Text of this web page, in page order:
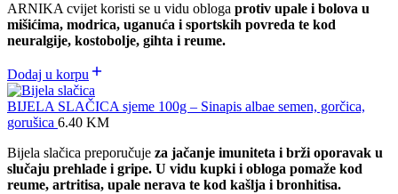
ARNIKA cvijet koristi se u vidu obloga protiv upale i bolova u
mišićima, modrica, uganuća i sportskih povreda te kod
neuralgije, kostobolje, gihta i reume.
Dodaj u korpu
BIJELA SLAČICA sjeme 100g – Sinapis albae semen, gorčica,
gorušica 6.40 KM
Bijela slačica preporučuje za jačanje imuniteta i brži oporavak u
slučaju prehlade i gripe. U vidu kupki i obloga pomaže kod
reume, artritisa, upale nerava te kod kašlja i bronhitisa.